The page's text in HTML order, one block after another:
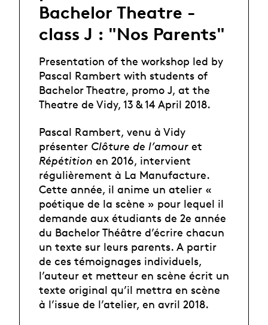
Bachelor Theatre -
class J : "Nos Parents"
Presentation of the workshop led by
Pascal Rambert with students of
Bachelor Theatre, promo J, at the
Theatre de Vidy, 13 & 14 April 2018.
Pascal Rambert, venu à Vidy
présenter Clôture de l’amour et
Répétition en 2016, intervient
régulièrement à La Manufacture.
Cette année, il anime un atelier «
poétique de la scène » pour lequel il
demande aux étudiants de 2e année
du Bachelor Théâtre d’écrire chacun
un texte sur leurs parents. A partir
de ces témoignages individuels,
l’auteur et metteur en scène écrit un
texte original qu’il mettra en scène
à l’issue de l’atelier, en avril 2018.